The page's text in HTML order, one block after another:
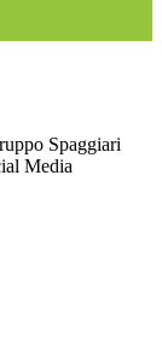
Spaggiari
Media